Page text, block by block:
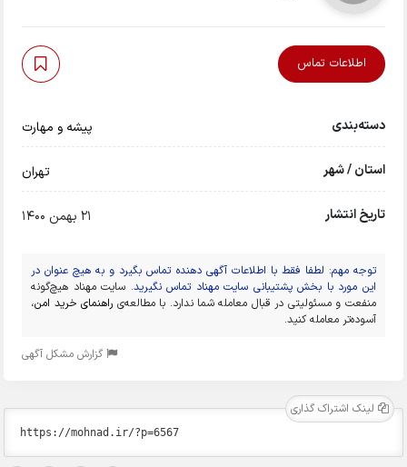
اطلاعات تماس
دسته‌بندی پیشه و مهارت
استان / شهر تهران
تاریخ انتشار 21 بهمن 1400
توجه مهم: لطفا فقط با اطلاعات آگهی دهنده تماس بگیرد و به هیچ عنوان در
این مورد با بخش پشتیبانی سایت مهناد تماس نگیرید. سایت مهناد هیچ‌گونه
منفعت و مسئولیتی در قبال معامله شما ندارد. با مطالعه‌ی راهنمای خرید امن،
آسوده‌تر معامله کنید.
گزارش مشکل آگهی
لینک اشتراک گذاری